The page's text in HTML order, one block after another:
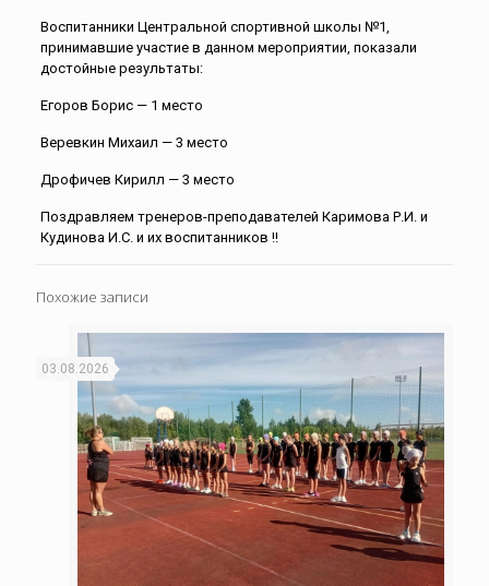
Воспитанники Центральной спортивной школы №1,
принимавшие участие в данном мероприятии, показали
достойные результаты:
Егоров Борис — 1 место
Веревкин Михаил — 3 место
Дрофичев Кирилл — 3 место
Поздравляем тренеров-преподавателей Каримова Р.И. и
Кудинова И.С. и их воспитанников !!
Похожие записи
03.08.2026